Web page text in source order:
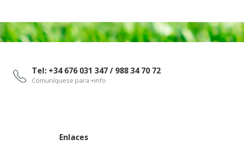
Tel: +34 676 031 347 / 988 34 70 72
Comuníquese para +info
Enlaces